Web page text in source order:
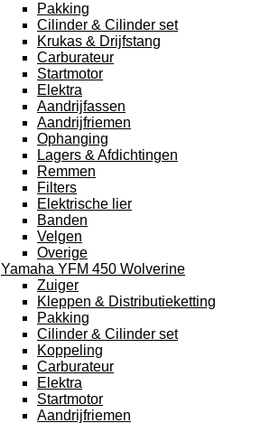
Pakking
Cilinder & Cilinder set
Krukas & Drijfstang
Carburateur
Startmotor
Elektra
Aandrijfassen
Aandrijfriemen
Ophanging
Lagers & Afdichtingen
Remmen
Filters
Elektrische lier
Banden
Velgen
Overige
Yamaha YFM 450 Wolverine
Zuiger
Kleppen & Distributieketting
Pakking
Cilinder & Cilinder set
Koppeling
Carburateur
Elektra
Startmotor
Aandrijfriemen